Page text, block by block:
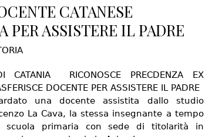
CATANESE
PER ASSISTERE IL PADRE
CATANIA RICONOSCE PRECDENZA EX
DOCENTE PER ASSISTERE IL PADRE
una docente assistita dallo studio
La Cava, la stessa insegnante a tempo
scuola primaria con sede di titolarità in